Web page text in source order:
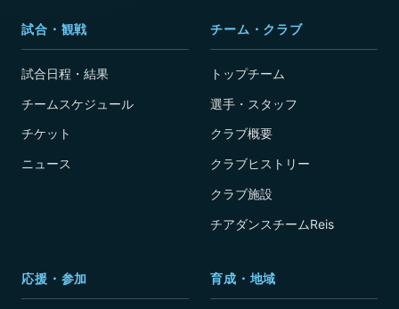
試合・観戦
試合日程・結果
チームスケジュール
チケット
ニュース
チーム・クラブ
トップチーム
選手・スタッフ
クラブ概要
クラブヒストリー
クラブ施設
チアダンスチームReis
応援・参加 育成・地域